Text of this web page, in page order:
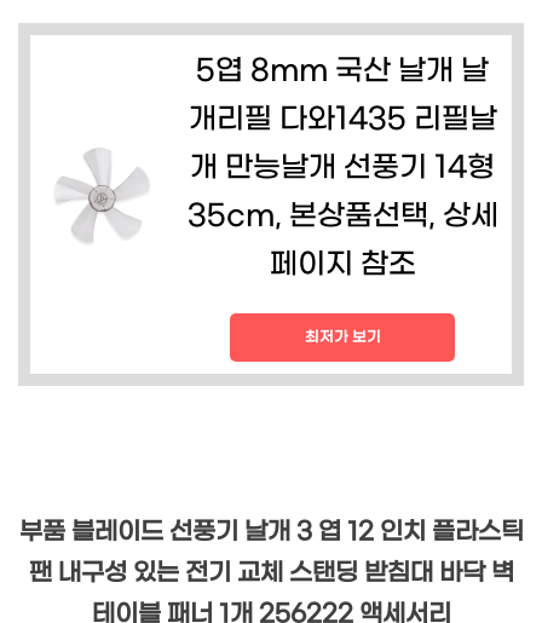
5엽 8mm 국산 날개 날
개리필 다와1435 리필날
개 만능날개 선풍기 14형
35cm, 본상품선택, 상세
페이지 참조
최저가 보기
부품 블레이드 선풍기 날개 3 엽 12 인치 플라스틱
팬 내구성 있는 전기 교체 스탠딩 받침대 바닥 벽
테이블 패너 1개 256222 액세서리